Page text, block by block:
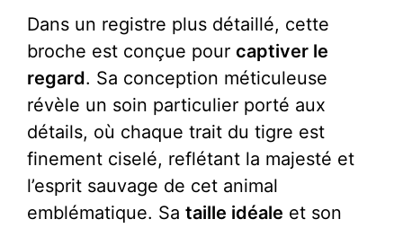
Dans un registre plus détaillé, cette
broche est conçue pour captiver le
regard. Sa conception méticuleuse
révèle un soin particulier porté aux
détails, où chaque trait du tigre est
finement ciselé, reflétant la majesté et
l’esprit sauvage de cet animal
emblématique. Sa taille idéale et son